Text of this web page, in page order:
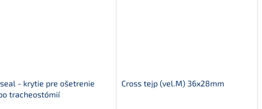
- krytie pre ošetrenie
tracheostómií
Cross tejp (vel.M) 36x28mm